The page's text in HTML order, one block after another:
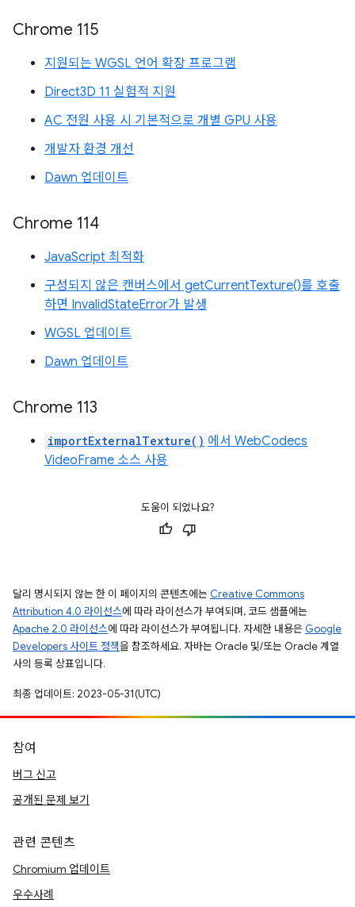
Chrome 115
지원되는 WGSL 언어 확장 프로그램
Direct3D 11 실험적 지원
AC 전원 사용 시 기본적으로 개별 GPU 사용
개발자 환경 개선
Dawn 업데이트
Chrome 114
JavaScript 최적화
구성되지 않은 캔버스에서 getCurrentTexture()를 호출
하면 InvalidStateError가 발생
WGSL 업데이트
Dawn 업데이트
Chrome 113
importExternalTexture() 에서 WebCodecs
VideoFrame 소스 사용
도움이 되었나요?
달리 명시되지 않는 한 이 페이지의 콘텐츠에는 Creative Commons
Attribution 4.0 라이선스에 따라 라이선스가 부여되며, 코드 샘플에는
Apache 2.0 라이선스에 따라 라이선스가 부여됩니다. 자세한 내용은 Google
Developers 사이트 정책을 참조하세요. 자바는 Oracle 및/또는 Oracle 계열
사의 등록 상표입니다.
최종 업데이트: 2023-05-31(UTC)
참여
버그 신고
공개된 문제 보기
관련 콘텐츠
Chromium 업데이트
우수사례